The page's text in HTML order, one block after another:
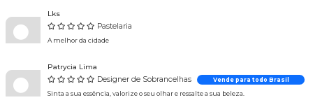
Lks
Pastelaria
A melhor da cidade
Patrycia Lima
Designer de Sobrancelhas
Vende para todo Brasil
Sinta a sua essência, valorize o seu olhar e ressalte a sua beleza.